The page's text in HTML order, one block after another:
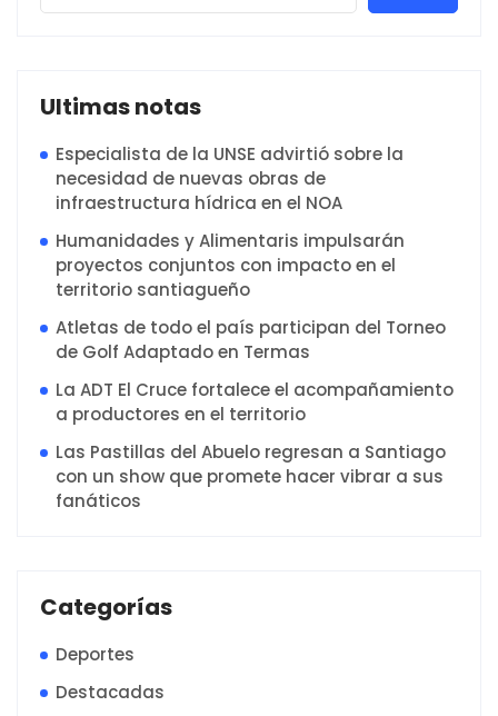
Ultimas notas
Especialista de la UNSE advirtió sobre la
necesidad de nuevas obras de
infraestructura hídrica en el NOA
Humanidades y Alimentaris impulsarán
proyectos conjuntos con impacto en el
territorio santiagueño
Atletas de todo el país participan del Torneo
de Golf Adaptado en Termas
La ADT El Cruce fortalece el acompañamiento
a productores en el territorio
Las Pastillas del Abuelo regresan a Santiago
con un show que promete hacer vibrar a sus
fanáticos
Categorías
Deportes
Destacadas